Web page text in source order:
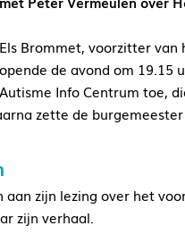
Els Brommet, voorzitter
opende de avond om 19.15
Autisme Info Centrum toe,
zette de
zijn lezing over het
zijn verhaal.